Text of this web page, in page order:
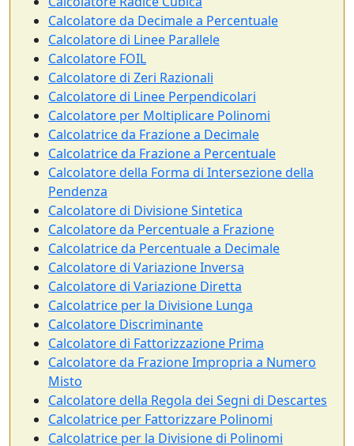
Calcolatore da Decimale a Percentuale
Calcolatore di Linee Parallele
Calcolatore FOIL
Calcolatore di Zeri Razionali
Calcolatore di Linee Perpendicolari
Calcolatore per Moltiplicare Polinomi
Calcolatrice da Frazione a Decimale
Calcolatrice da Frazione a Percentuale
Calcolatore della Forma di Intersezione della
Pendenza
Calcolatore di Divisione Sintetica
Calcolatore da Percentuale a Frazione
Calcolatrice da Percentuale a Decimale
Calcolatore di Variazione Inversa
Calcolatore di Variazione Diretta
Calcolatrice per la Divisione Lunga
Calcolatore Discriminante
Calcolatore di Fattorizzazione Prima
Calcolatore da Frazione Impropria a Numero
Misto
Calcolatore della Regola dei Segni di Descartes
Calcolatrice per Fattorizzare Polinomi
Calcolatrice per la Divisione di Polinomi